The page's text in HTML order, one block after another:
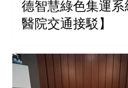
德智慧綠色集運系
醫院交通接駁】